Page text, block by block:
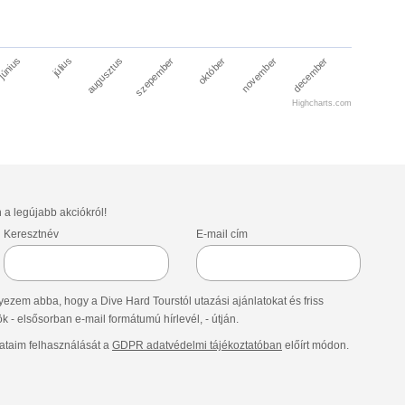
július augusztus szepember október november december
Highcharts.com
a legújabb akciókról!
Keresztnév E-mail cím
abba, hogy a Dive Hard Tourstól utazási ajánlatokat és friss
- elsősorban e-mail formátumú hírlevél, - útján.
felhasználását a GDPR adatvédelmi tájékoztatóban előírt módon.